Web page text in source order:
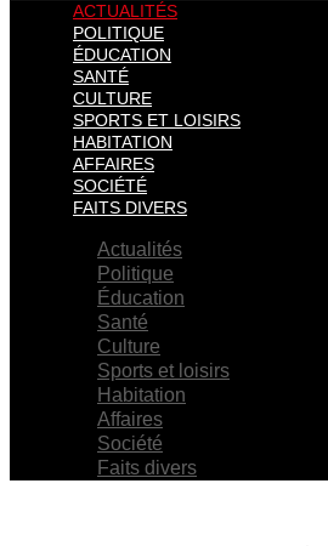
ACTUALITÉS
POLITIQUE
ÉDUCATION
SANTÉ
CULTURE
SPORTS ET LOISIRS
HABITATION
AFFAIRES
SOCIÉTÉ
FAITS DIVERS
Actualités
Politique
Éducation
Santé
Culture
Sports et loisirs
Habitation
Affaires
Société
Faits divers